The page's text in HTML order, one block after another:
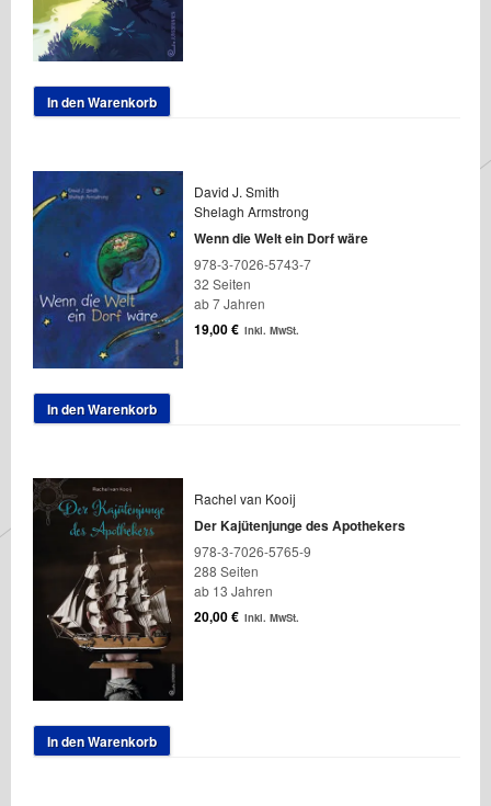
In den Warenkorb
David J. Smith
Shelagh Armstrong
Wenn die Welt ein Dorf wäre
978-3-7026-5743-7
32 Seiten
ab 7 Jahren
19,00€ inkl. MwSt.
In den Warenkorb
Rachel van Kooij
Der Kajütenjunge des Apothekers
978-3-7026-5765-9
288 Seiten
ab 13 Jahren
20,00€ inkl. MwSt.
In den Warenkorb